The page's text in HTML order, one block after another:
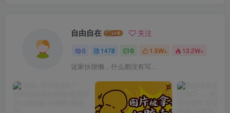
自由自在 关注
0 1478 0 1.5W+ 13.2W+
这家伙很懒，什么都没有写...